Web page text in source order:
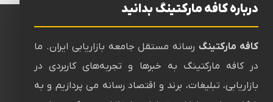
درباره کافه مارکتینگ بدانید
کافه مارکتینگرسانه‌ مستقل جامعه بازاریابی ایران. ما
در کافه مارکتینگ به خبرها و تجربه‌های کاربردی در
بازاریابی، تبلیغات، برند و اقتصاد رسانه می پردازیم و به